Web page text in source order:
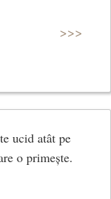
>>>
ucid atât pe
o primește.